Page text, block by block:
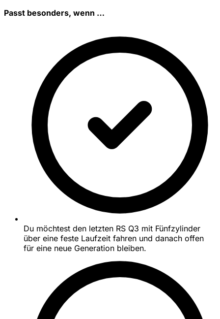
Passt besonders, wenn …
Du möchtest den letzten RS Q3 mit Fünfzylinder
über eine feste Laufzeit fahren und danach offen
für eine neue Generation bleiben.